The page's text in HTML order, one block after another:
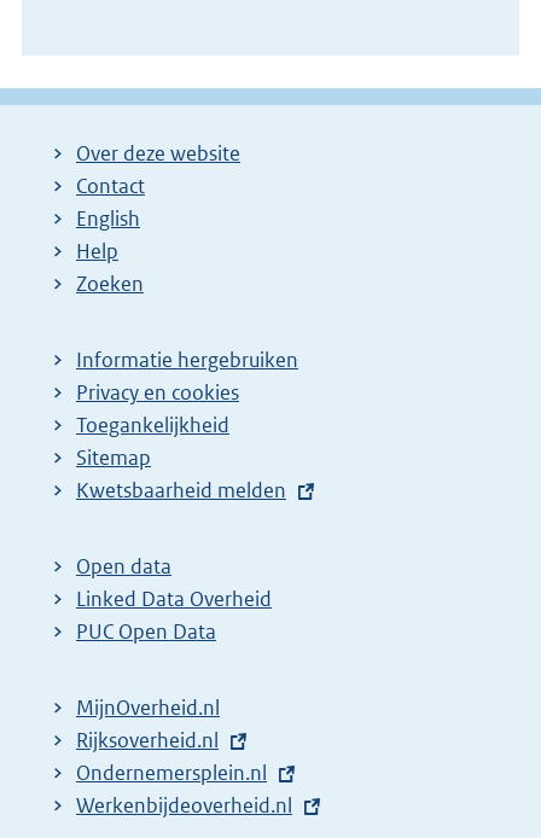
Over deze website
Contact
English
Help
Zoeken
Informatie hergebruiken
Privacy en cookies
Toegankelijkheid
Sitemap
E
t
e
r
l
i
n
k
Kwetsbaarheid melden
Open data
Linked Data Overheid
PUC Open Data
MijnOverheid.nl
E
x
t
Rijksoverheid.nl
e
x
E
x
Ondernemersplein.nl
e
E
Werkenbijdeoverheid.nl